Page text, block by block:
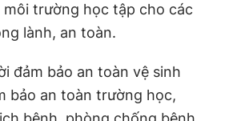
môi trường học tập cho các
lành, an toàn.
đảm bảo an toàn vệ sinh
bảo an toàn trường học,